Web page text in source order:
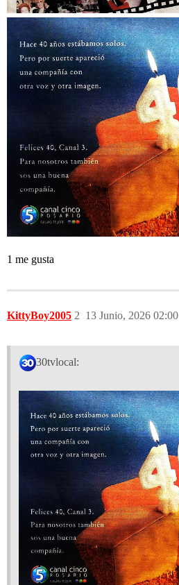
1 me gusta
KittyBoy2005 13 Junio, 2026 02:00
2
30tvlocal: